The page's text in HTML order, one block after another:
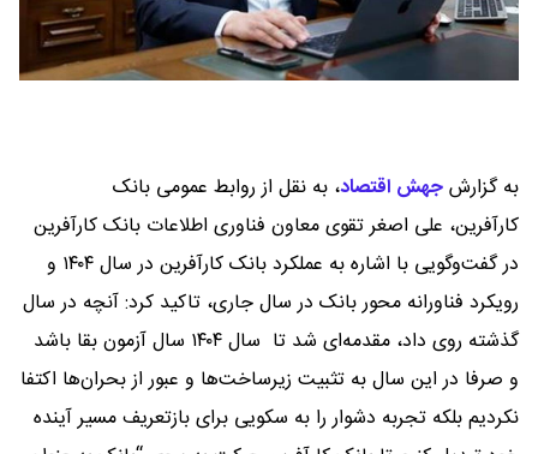
به گزارشجهش اقتصاد، به نقل از روابط عمومی بانک
کارآفرین، علی اصغر تقوی معاون فناوری اطلاعات بانک کارآفرین
در گفت‌و‌گویی با اشاره به عملکرد بانک کارآفرین در سال ۱۴۰۴ و
رویکرد فناورانه محور بانک در سال جاری، تاکید کرد: آنچه در سال
گذشته روی داد، مقدمه‌ای شد تا سال ۱۴۰۴ سال آزمون بقا باشد
و صرفا در این سال به تثبیت زیرساخت‌ها و عبور از بحران‌‌ها اکتفا
نکردیم بلکه تجربه دشوار را به سکویی برای بازتعریف مسیر آینده